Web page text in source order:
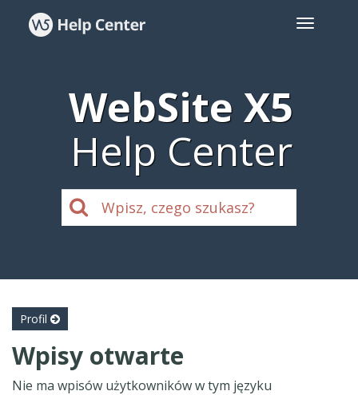
WebSite X5
Help Center
Profil
Wpisy otwarte
Nie ma wpisów użytkowników w tym języku